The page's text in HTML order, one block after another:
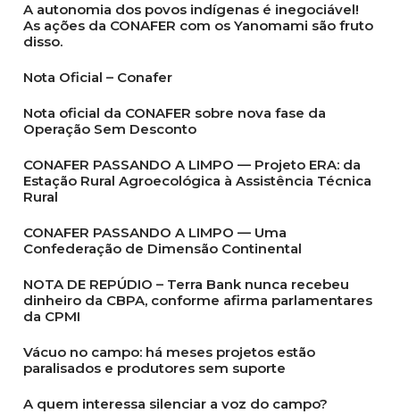
A autonomia dos povos indígenas é inegociável!
As ações da CONAFER com os Yanomami são fruto
disso.
Nota Oficial – Conafer
Nota oficial da CONAFER sobre nova fase da
Operação Sem Desconto
CONAFER PASSANDO A LIMPO — Projeto ERA: da
Estação Rural Agroecológica à Assistência Técnica
Rural
CONAFER PASSANDO A LIMPO — Uma
Confederação de Dimensão Continental
NOTA DE REPÚDIO – Terra Bank nunca recebeu
dinheiro da CBPA, conforme afirma parlamentares
da CPMI
Vácuo no campo: há meses projetos estão
paralisados e produtores sem suporte
A quem interessa silenciar a voz do campo?